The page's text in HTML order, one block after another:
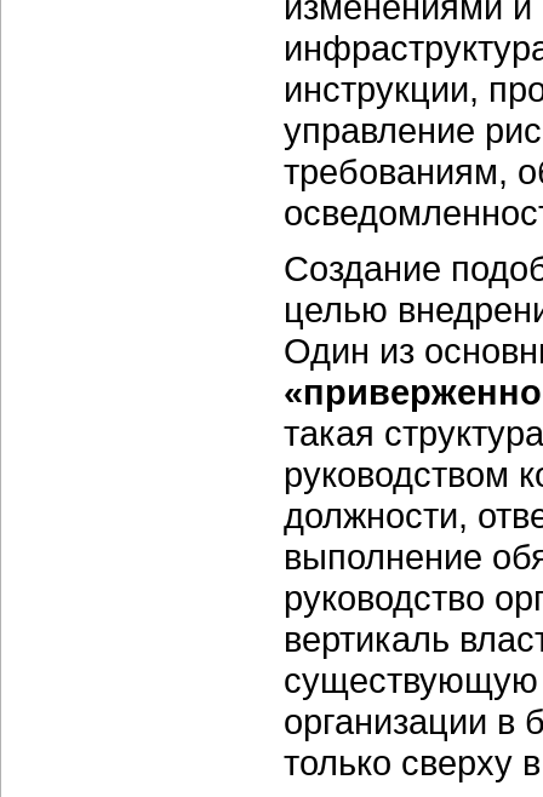
инструкции,
управление
требованиям,
Создание
целью
Один из
такая
руководством
должности,
выполнение
руководство
вертикаль
существующую
организации в
только сверху